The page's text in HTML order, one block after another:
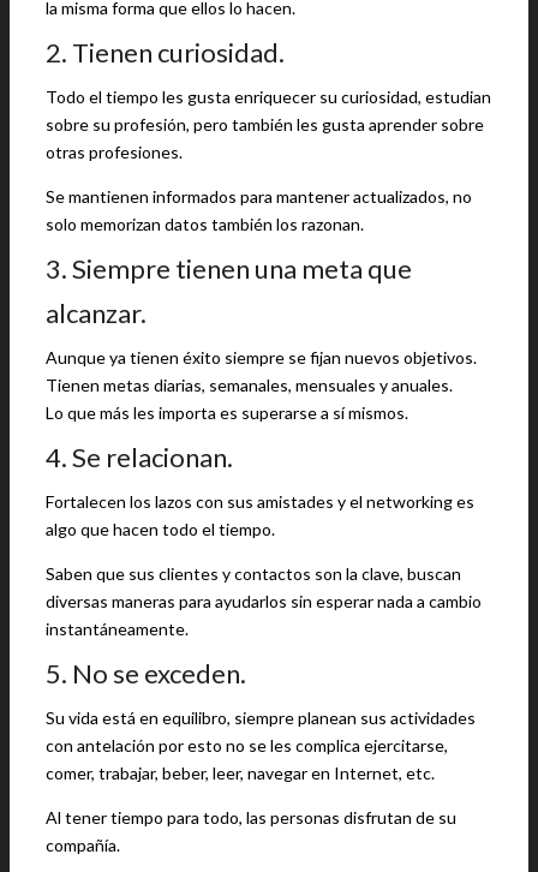
la misma forma que ellos lo hacen.
2. Tienen curiosidad.
Todo el tiempo les gusta enriquecer su curiosidad, estudian
sobre su profesión, pero también les gusta aprender sobre
otras profesiones.
Se mantienen informados para mantener actualizados, no
solo memorizan datos también los razonan.
3. Siempre tienen una meta que
alcanzar.
Aunque ya tienen éxito siempre se fijan nuevos objetivos.
Tienen metas diarias, semanales, mensuales y anuales.
Lo que más les importa es superarse a sí mismos.
4. Se relacionan.
Fortalecen los lazos con sus amistades y el networking es
algo que hacen todo el tiempo.
Saben que sus clientes y contactos son la clave, buscan
diversas maneras para ayudarlos sin esperar nada a cambio
instantáneamente.
5. No se exceden.
Su vida está en equilibro, siempre planean sus actividades
con antelación por esto no se les complica ejercitarse,
comer, trabajar, beber, leer, navegar en Internet, etc.
Al tener tiempo para todo, las personas disfrutan de su
compañía.